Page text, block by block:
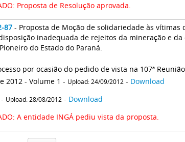
Proposta de Resolução aprovada.
87 - Proposta de Moção de solidariedade às vítimas
inadequada de rejeitos da mineração e
do Estado do Paraná.
por ocasião do pedido de vista na 107ª
2012 - Volume 1 - Upload: 24/09/2012 - Download
Upload: 28/08/2012 - Download
A entidade INGÁ pediu vista da proposta.